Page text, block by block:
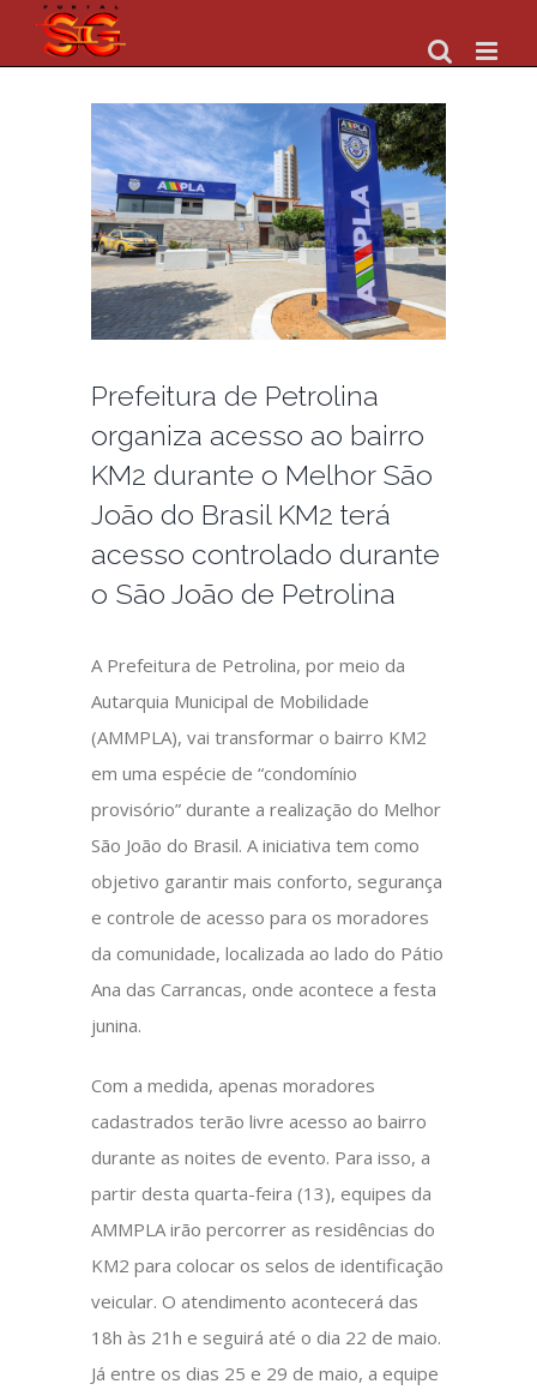
Prefeitura de Petrolina
organiza acesso ao bairro
KM2 durante o Melhor São
João do Brasil KM2 terá
acesso controlado durante
o São João de Petrolina
A Prefeitura de Petrolina, por meio da
Autarquia Municipal de Mobilidade
(AMMPLA), vai transformar o bairro KM2
em uma espécie de “condomínio
provisório” durante a realização do Melhor
São João do Brasil. A iniciativa tem como
objetivo garantir mais conforto, segurança
e controle de acesso para os moradores
da comunidade, localizada ao lado do Pátio
Ana das Carrancas, onde acontece a festa
junina.
Com a medida, apenas moradores
cadastrados terão livre acesso ao bairro
durante as noites de evento. Para isso, a
partir desta quarta-feira (13), equipes da
AMMPLA irão percorrer as residências do
KM2 para colocar os selos de identificação
veicular. O atendimento acontecerá das
18h às 21h e seguirá até o dia 22 de maio.
Já entre os dias 25 e 29 de maio, a equipe